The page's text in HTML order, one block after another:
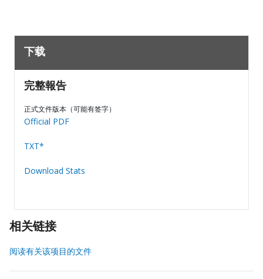
下载
完整報告
正式文件版本（可能有签字）
Official PDF
TXT*
Download Stats
相关链接
阅读有关该项目的文件